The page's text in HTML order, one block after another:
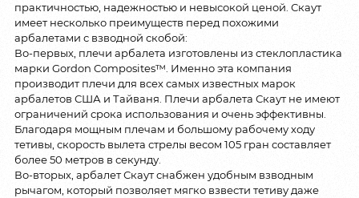
практичностью, надежностью и невысокой ценой. Скаут
имеет несколько преимуществ перед похожими
арбалетами с взводной скобой:
Во-первых, плечи арбалета изготовлены из стеклопластика
марки Gordon Composites™. Именно эта компания
производит плечи для всех самых известных марок
арбалетов США и Тайваня. Плечи арбалета Скаут не имеют
ограничений срока использования и очень эффективны.
Благодаря мощным плечам и большому рабочему ходу
тетивы, скорость вылета стрелы весом 105 гран составляет
более 50 метров в секунду.
Во-вторых, арбалет Скаут снабжен удобным взводным
рычагом, который позволяет мягко взвести тетиву даже